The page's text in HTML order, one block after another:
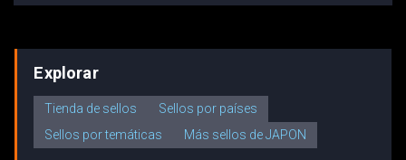
Explorar
Tienda de sellos
Sellos por países
Sellos por temáticas
Más sellos de JAPON